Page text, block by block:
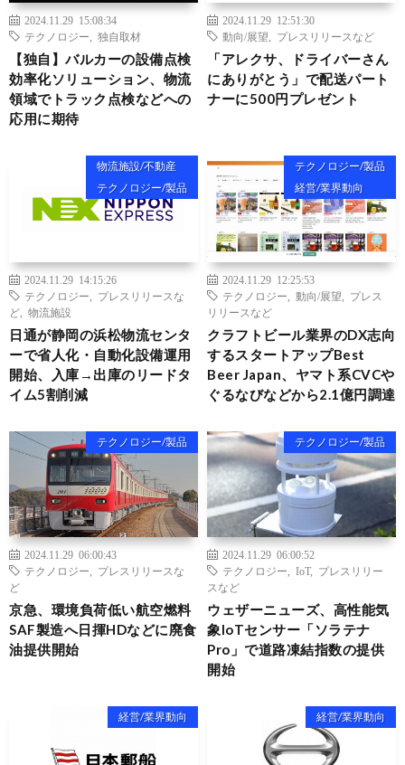
2024.11.29 15:08:34
テクノロジー
独自取材
【独自】バルカーの設備点検
効率化ソリューション、物流
領域でトラック点検などへの
応用に期待
2024.11.29 12:51:30
動向/展望
プレスリリースなど
「アレクサ、ドライバーさん
にありがとう」で配送パート
ナーに500円プレゼント
物流施設/不動産
テクノロジー/製品
2024.11.29 14:15:26
テクノロジー
プレスリリースな
ど
物流施設
日通が静岡の浜松物流センタ
ーで省人化・自動化設備運用
開始、入庫→出庫のリードタ
イム5割削減
テクノロジー/製品
経営/業界動向
2024.11.29 12:25:53
テクノロジー
動向/展望
プレス
リリースなど
クラフトビール業界のDX志向
するスタートアップBest
Beer Japan、ヤマト系CVCや
ぐるなびなどから2.1億円調達
テクノロジー/製品
2024.11.29 06:00:43
テクノロジー
プレスリリースな
ど
京急、環境負荷低い航空燃料
SAF製造へ日揮HDなどに廃食
油提供開始
テクノロジー/製品
2024.11.29 06:00:52
テクノロジー
IoT, プレスリリー
スなど
ウェザーニューズ、高性能気
象IoTセンサー「ソラテナ
Pro」で道路凍結指数の提供
開始
経営/業界動向 経営/業界動向